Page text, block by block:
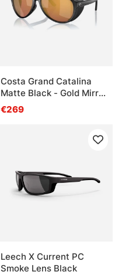
Costa Grand Catalina
Matte Black - Gold Mirror
580G
€269
Leech X Current PC
Smoke Lens Black